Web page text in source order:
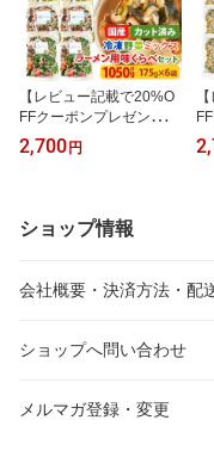
【レビュー記載で20%O
FFクーポンプレゼン
ト!】ミールキット カッ
ト野菜 冷凍 国産 冷凍野
済み野菜ミックス ラーメ
ン用味くらべセット（に
ーメン2袋、ねぎラーメ
ン2袋） 175g×6袋
2,700 円
ト
ト
×6
袋
ショップ情報
会社概要・決済方法・配
ショップへ問い合わせ
メルマガ登録・変更